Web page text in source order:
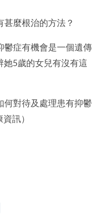
麼根治的方法？
鬱症有機會是一個遺傳
5歲的女兒有沒有這
何對待及處理患有抑鬱
訊）